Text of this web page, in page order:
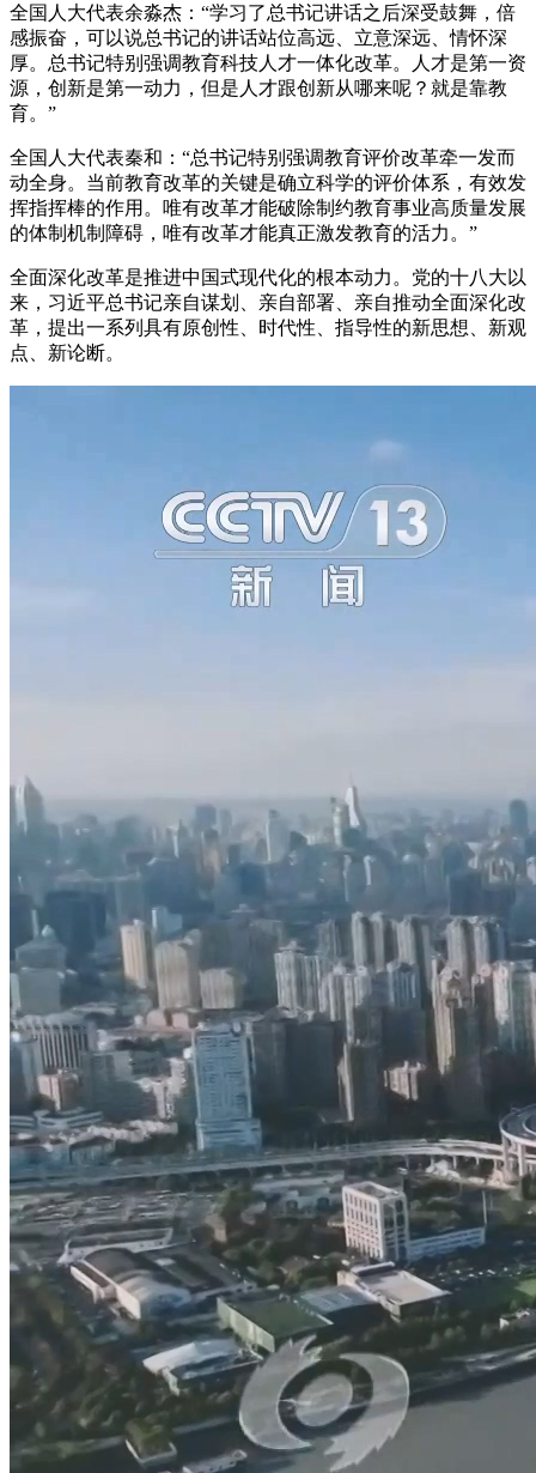
全国人大代表余淼杰：“学习了总书记讲话之后深受鼓舞，倍
感振奋，可以说总书记的讲话站位高远、立意深远、情怀深
厚。总书记特别强调教育科技人才一体化改革。人才是第一资
源，创新是第一动力，但是人才跟创新从哪来呢？就是靠教
育。”
全国人大代表秦和：“总书记特别强调教育评价改革牵一发而
动全身。当前教育改革的关键是确立科学的评价体系，有效发
挥指挥棒的作用。唯有改革才能破除制约教育事业高质量发展
的体制机制障碍，唯有改革才能真正激发教育的活力。”
全面深化改革是推进中国式现代化的根本动力。党的十八大以
来，习近平总书记亲自谋划、亲自部署、亲自推动全面深化改
革，提出一系列具有原创性、时代性、指导性的新思想、新观
点、新论断。